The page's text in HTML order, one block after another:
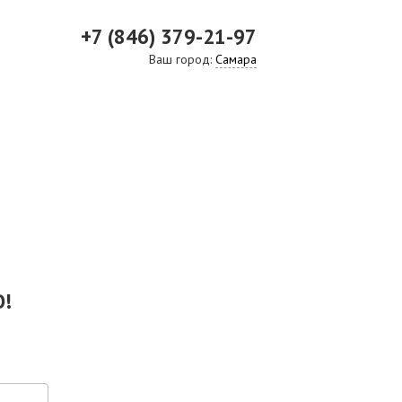
+7 (846) 379-21-97
Ваш город: Самара